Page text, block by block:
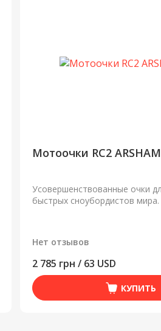
Мотоочки RC2
Усовершенствованные очки
быстрых сноубордистов мира.
Нет отзывов
2 785 грн / 63 USD
КУПИТЬ